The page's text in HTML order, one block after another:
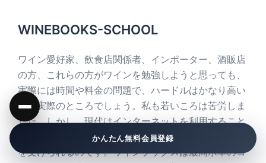
WINEBOOKS-SCHOOL
ワイン愛好家、飲食店関係者、インポーター、酒販店
の方、これらの方がワインを勉強しようと思っても、
実際には時間や料金の問題で、ハードルはかなり高い
のが実際のところでしょう。私も若いころは苦労しま
した。しかし、現代はインターネットを利用すること
で、だれでも、いつでも、低料金で最高の品質の授業
を受けられるのです。ワインブックスは最高水準のコ
かんたん無料会員登録